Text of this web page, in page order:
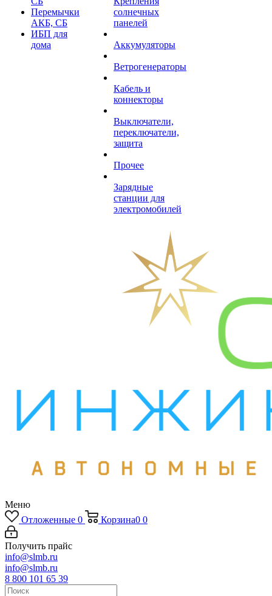
Перемычки
АКБ, СБ
ИБП для
дома
солнечных
панелей
Аккумуляторы
Ветрогенераторы
Кабель и
коннекторы
Выключатели,
переключатели,
защита
Прочее
Зарядные
станции для
электромобилей
Меню
Отложенные 0 Корзина0 0
Получить прайс
info@slmb.ru
info@slmb.ru
8 800 101 65 39